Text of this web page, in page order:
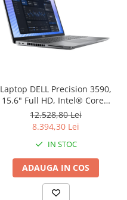
Laptop DELL Precision 3590,
15.6" Full HD, Intel® Core™
Ultra 7 165H pana la 5 GHz,
16 GB RAM DDR5 5600
MT/s, 512 GB SSD, NVIDIA®
RTX 500 Ada, Windows 11
Pro, Grey
12.528,80 Lei
8.394,30 Lei
IN STOC
ADAUGA IN COS